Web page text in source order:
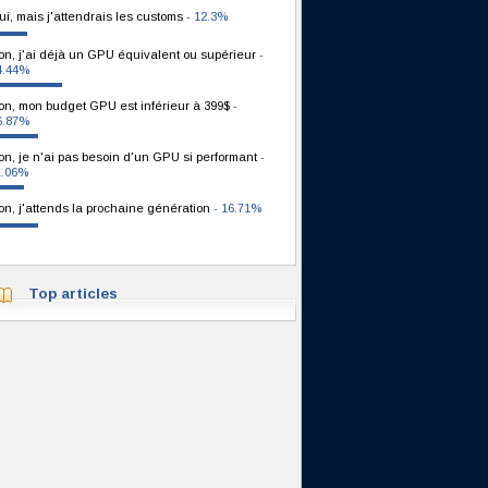
mais j'attendrais les customs - 12.3%
j'ai déjà un GPU équivalent ou supérieur -
mon budget GPU est inférieur à 399$ -
je n'ai pas besoin d'un GPU si performant -
j'attends la prochaine génération - 16.71%
Top articles